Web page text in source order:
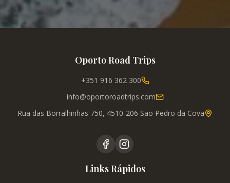
Oporto Road Trips
+351 916 362 300
info@oportoroadtrips.com
Rua das Borralhinhas 750, 4510-206 São Pedro da Cova
Links Rápidos